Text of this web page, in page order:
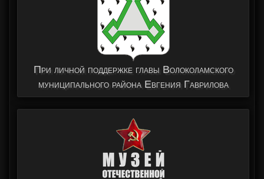
При личной поддержке главы Волоколамского
муниципального района Евгения Гаврилова